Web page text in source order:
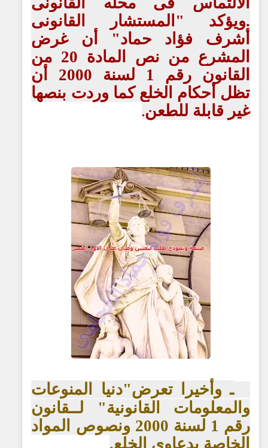
.ويؤكد "المستشار القانونى
أشرف فؤاد حماد" أن غرض
المشرع من نص المادة 20 من
القانون رقم 1 لسنة 2000 أن
تظل أحكام الخلع كما وردت بنصها
غير قابلة للطعن.
ـ وأخيرا تعرض"دنيا المنوعات
والمعلومات القانونية" لــقانون
رقم 1 لسنة 2000 ونصوص المواد
الخاصة بدعاوى الخلع.